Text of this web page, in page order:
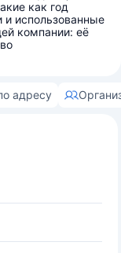
как год
и использованные
компании: её
адресу